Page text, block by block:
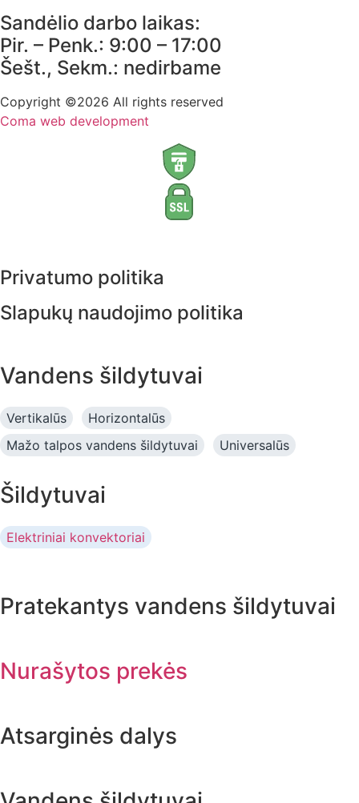
Sandėlio darbo laikas:
Pir. – Penk.: 9:00 – 17:00
Šešt., Sekm.: nedirbame
Copyright ©2026 All rights reserved
Coma web development
Privatumo politika
Slapukų naudojimo politika
Vandens šildytuvai
Vertikalūs
Horizontalūs
Mažo talpos vandens šildytuvai
Universalūs
Šildytuvai
Elektriniai konvektoriai
Pratekantys vandens šildytuvai
Nurašytos prekės
Atsarginės dalys